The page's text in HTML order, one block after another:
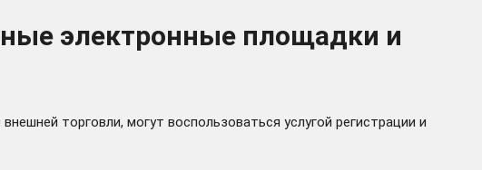
электронные площадки и
торговли, могут воспользоваться услугой регистрации и